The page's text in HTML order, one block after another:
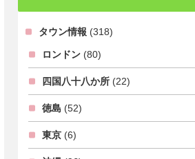
タウン情報 (318)
ロンドン (80)
四国八十八か所 (22)
徳島 (52)
東京 (6)